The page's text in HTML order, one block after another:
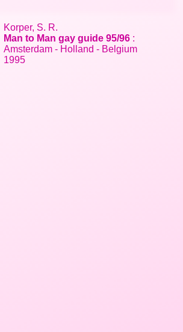
Korper, S. R.
Man to Man gay guide 95/96 :
Amsterdam - Holland - Belgium
1995